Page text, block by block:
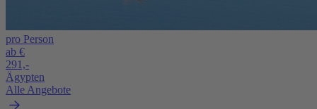
pro Person
ab €
291,-
Ägypten
Alle Angebote